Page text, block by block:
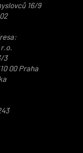
16/9
3
00 Praha